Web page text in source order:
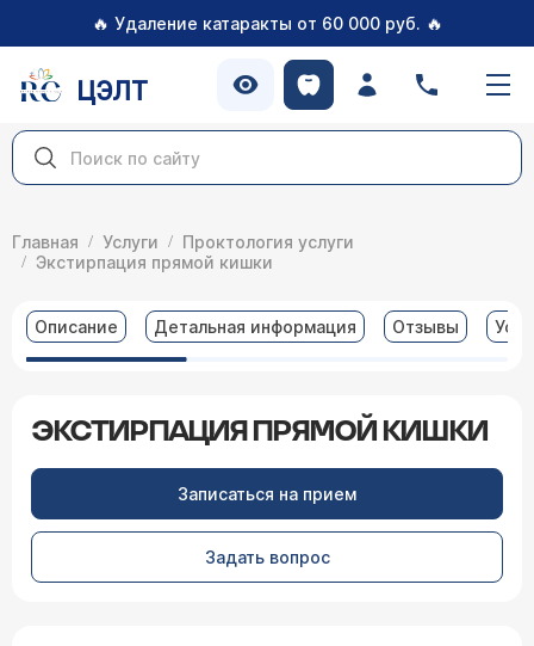
🔥 Удаление катаракты от 60 000 руб. 🔥
ЦЭЛТ
Главная Услуги
Проктология услуги
Экстирпация прямой кишки
Описание Детальная информация Отзывы
ЭКСТИРПАЦИЯ ПРЯМОЙ КИШКИ
Записаться на прием
Задать вопрос